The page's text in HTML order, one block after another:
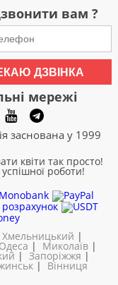
вам ?
ДЗВІНКА
мережі
заснована у 1999
квіти так просто!
роботи!
Хмельницький |
Одеса | Миколаїв |
| Запоріжжя |
| Вінниця